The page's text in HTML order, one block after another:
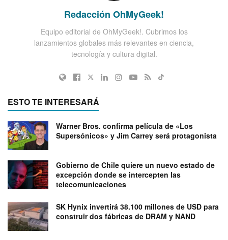
Redacción OhMyGeek!
Equipo editorial de OhMyGeek!. Cubrimos los
lanzamientos globales más relevantes en ciencia,
tecnología y cultura digital.
ESTO TE INTERESARÁ
Warner Bros. confirma película de «Los
Supersónicos» y Jim Carrey será protagonista
Gobierno de Chile quiere un nuevo estado de
excepción donde se intercepten las
telecomunicaciones
SK Hynix invertirá 38.100 millones de USD para
construir dos fábricas de DRAM y NAND